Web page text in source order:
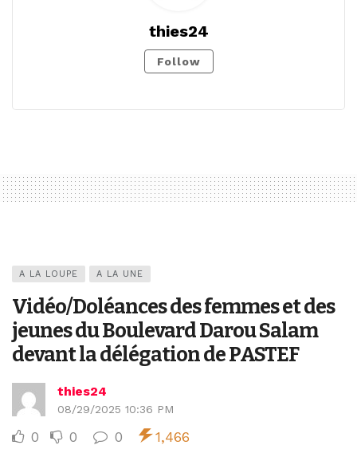
thies24
Follow
A LA LOUPE A LA UNE
Vidéo/Doléances des femmes et des
jeunes du Boulevard Darou Salam
devant la délégation de PASTEF
thies24
08/29/2025 10:36 PM
0 0 0 1,466